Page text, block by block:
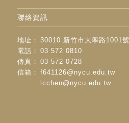
聯絡資訊
地址：
30010 新竹市大學路1001號
電話：
03 572 0810
傳真：
03 572 0728
信箱：
f641126@nycu.edu.tw
lcchen@nycu.edu.tw